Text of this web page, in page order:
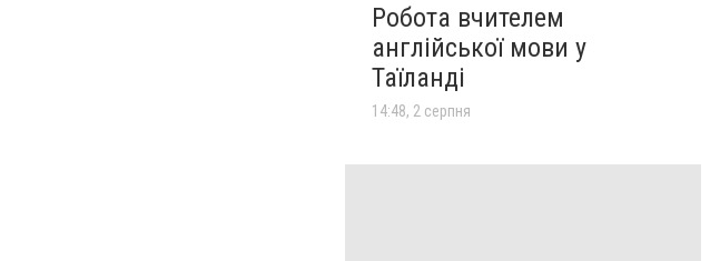
Робота вчителем
англійської мови у
Таїланді
14:48, 2 серпня